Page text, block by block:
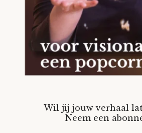
Wil jij jouw verhaal
Neem een